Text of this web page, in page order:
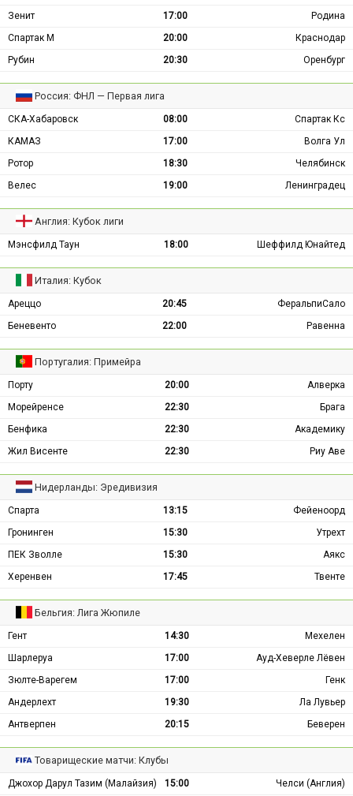
Зенит
17:00
Родина
Спартак М
20:00
Краснодар
Рубин
20:30 Оренбург
Россия: ФНЛ — Первая лига
СКА-Хабаровск 08:00
Спартак Кс
КАМАЗ
17:00
Волга Ул
Ротор
18:30
Челябинск
Велес
19:00 Ленинградец
Англия: Кубок лиги
Мэнсфилд Таун 18:00 Шеффилд Юнайтед
Италия: Кубок
Ареццо 20:45
ФеральпиСало
Беневенто
22:00 Равенна
Португалия: Примейра
Порту 20:00
Алверка
Морейренсе
22:30
Брага
Бенфика
22:30
Академику
Жил Висенте
22:30 Риу Аве
Нидерланды: Эредивизия
Спарта 13:15
Фейеноорд
Гронинген
15:30
Утрехт
ПЕК Зволле
15:30
Аякс
Херенвен
17:45 Твенте
Бельгия: Лига Жюпиле
Гент 14:30
Мехелен
Шарлеруа
17:00
Ауд-Хеверле Лёвен
Зюлте-Варегем
17:00
Генк
Андерлехт
19:30
Ла Лувьер
Антверпен
20:15 Беверен
Товарищеские матчи: Клубы
Джохор Дарул Тазим (Малайзия) 15:00 Челси (Англия)